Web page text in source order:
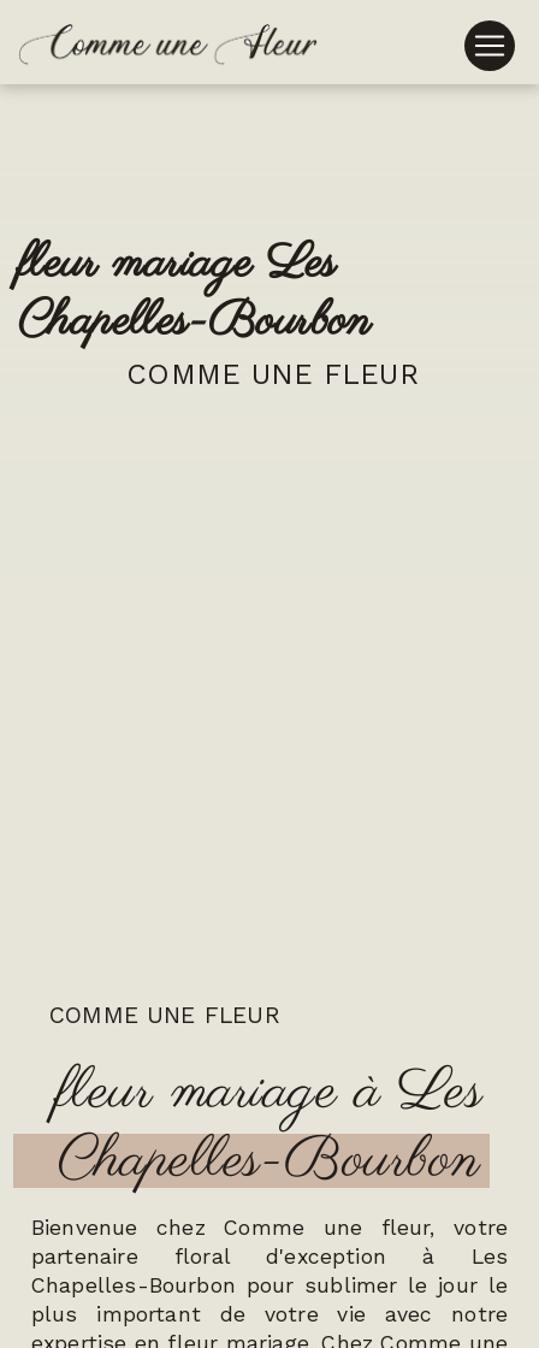
fleur mariage Les
Chapelles-Bourbon
COMME UNE FLEUR
COMME UNE FLEUR
fleur mariage à Les
Chapelles-Bourbon
Bienvenue chez Comme une fleur, votre
partenaire floral d'exception à Les
Chapelles-Bourbon pour sublimer le jour le
plus important de votre vie avec notre